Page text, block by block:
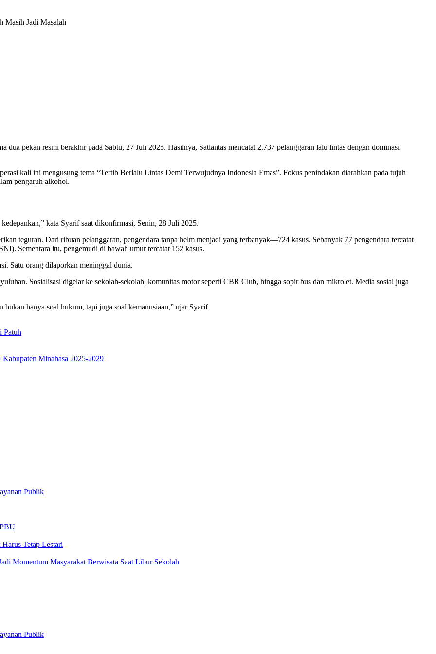
Masih Jadi Masalah
pekan resmi berakhir pada Sabtu, 27 Juli 2025. Hasilnya, Satlantas mencatat 2.737 pelanggaran lalu lintas dengan dominasi
kali ini mengusung tema “Tertib Berlalu Lintas Demi Terwujudnya Indonesia Emas”. Fokus penindakan diarahkan pada tujuh
pengaruh alkohol.
kata Syarif saat dikonfirmasi, Senin, 28 Juli 2025.
teguran. Dari ribuan pelanggaran, pengendara tanpa helm menjadi yang terbanyak—724 kasus. Sebanyak 77 pengendara tercatat
Sementara itu, pengemudi di bawah umur tercatat 152 kasus.
Satu orang dilaporkan meninggal dunia.
Sosialisasi digelar ke sekolah-sekolah, komunitas motor seperti CBR Club, hingga sopir bus dan mikrolet. Media sosial juga
hanya soal hukum, tapi juga soal kemanusiaan,” ujar Syarif.
Patuh
Minahasa 2025-2029
Publik
Tetap Lestari
Momentum Masyarakat Berwisata Saat Libur Sekolah
Publik